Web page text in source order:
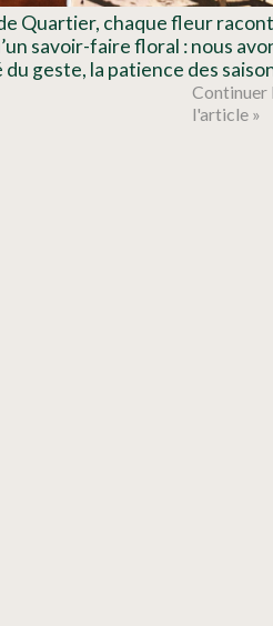
Quartier, chaque fleur
savoir-faire floral : nous
geste, la patience des
Continuer
l'article »